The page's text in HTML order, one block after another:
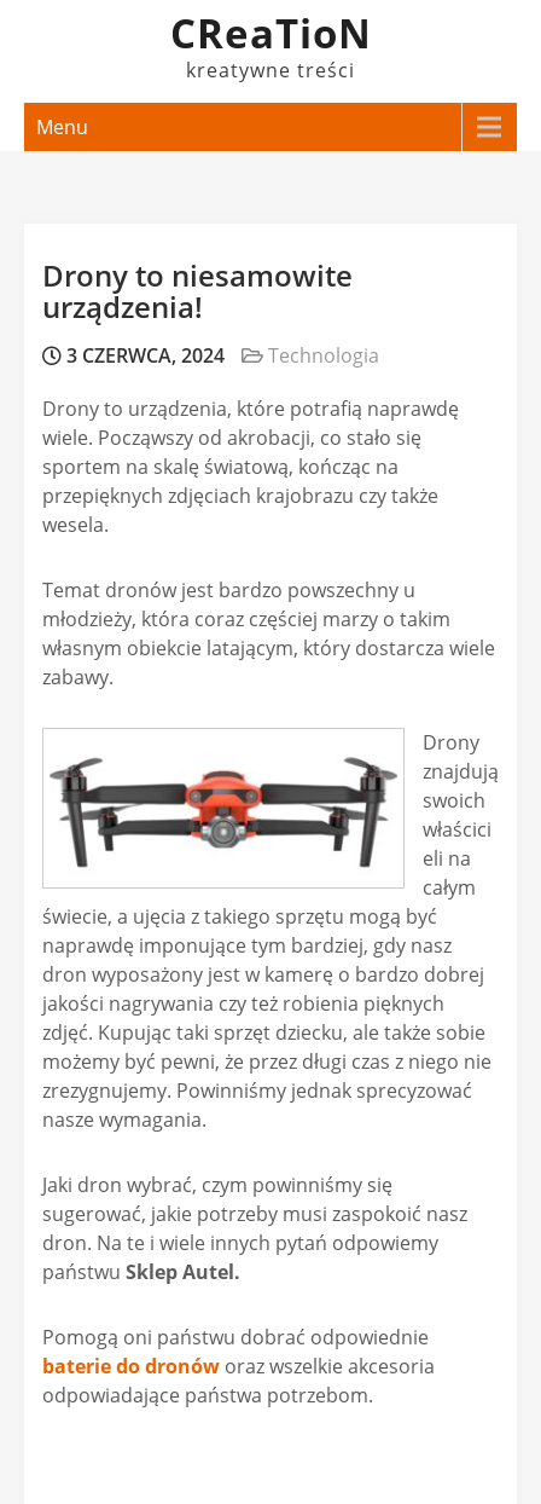
CReaTioN
kreatywne treści
Menu
Drony to niesamowite
urządzenia!
3 CZERWCA, 2024
Technologia
Drony to urządzenia, które potrafią naprawdę
wiele. Począwszy od akrobacji, co stało się
sportem na skalę światową, kończąc na
przepięknych zdjęciach krajobrazu czy także
wesela.
Temat dronów jest bardzo powszechny u
młodzieży, która coraz częściej marzy o takim
własnym obiekcie latającym, który dostarcza wiele
zabawy.
Drony
znajdują
swoich
właścici
eli na
całym
świecie, a ujęcia z takiego sprzętu mogą być
naprawdę imponujące tym bardziej, gdy nasz
dron wyposażony jest w kamerę o bardzo dobrej
jakości nagrywania czy też robienia pięknych
zdjęć. Kupując taki sprzęt dziecku, ale także sobie
możemy być pewni, że przez długi czas z niego nie
zrezygnujemy. Powinniśmy jednak sprecyzować
nasze wymagania.
Jaki dron wybrać, czym powinniśmy się
sugerować, jakie potrzeby musi zaspokoić nasz
dron. Na te i wiele innych pytań odpowiemy
państwu Sklep Autel.
Pomogą oni państwu dobrać odpowiednie
baterie do dronów oraz wszelkie akcesoria
odpowiadające państwa potrzebom.